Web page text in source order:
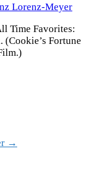
Lorenz-Meyer
Time Favorites:
(Cookie’s Fortune
→